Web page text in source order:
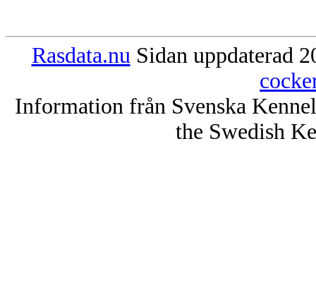
Rasdata.nu Sidan uppdaterad
Information från Svenska
the Swedish